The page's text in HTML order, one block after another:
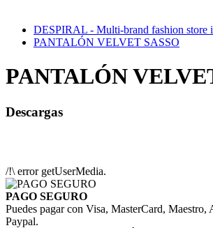
DESPIRAL - Multi-brand fashion store
PANTALÓN VELVET SASSO
PANTALÓN
Descargas
/!\ error getUserMedia.
PAGO SEGURO
Puedes pagar con Visa, MasterCard, Maestro,
Paypal.